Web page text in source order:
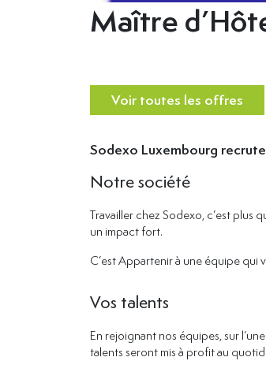
Maître
Voir toutes les offres
Sodexo Luxembourg
Notre société
Travailler chez Sodexo, c’est plus
un impact fort.
C’est Appartenir à une équipe
Vos talents
En rejoignant nos équipes, sur
talents seront mis à profit au